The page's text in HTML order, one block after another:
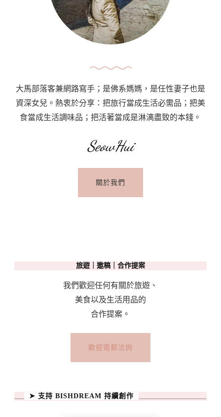
還
絕
佳:
Miyatake
大馬部落客兼網路寫手；是佛系媽媽，是任性妻子也是
資深女兒。熱衷於分享：把旅行當成生活必需品；把美
食當成生活調味品；把活著當成是淋漓盡致的本錢。
SeowHui
關於我們
旅遊｜邀稿｜合作提案
我們歡迎任何有關於旅遊、
美食以及生活用品的
合作提案。
歡迎電郵洽詢
➤ 支持 BISHDREAM 持續創作